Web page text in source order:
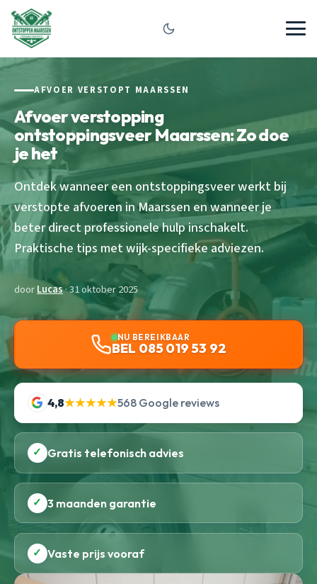
AFVOER VERSTOPT MAARSSEN
Afvoer verstopping
ontstoppingsveer Maarssen: Zo doe
je het
Ontdek wanneer een ontstoppingsveer werkt bij
verstopte afvoeren in Maarssen en wanneer je
beter direct professionele hulp inschakelt.
Praktische tips met wijk-specifieke adviezen.
doorLucas· 31 oktober 2025
NU BEREIKBAAR
BEL 085 019 53 92
4,8★★★★★568 Google reviews
✓ Gratis telefonisch advies
✓ 3 maanden garantie
✓ Vaste prijs vooraf